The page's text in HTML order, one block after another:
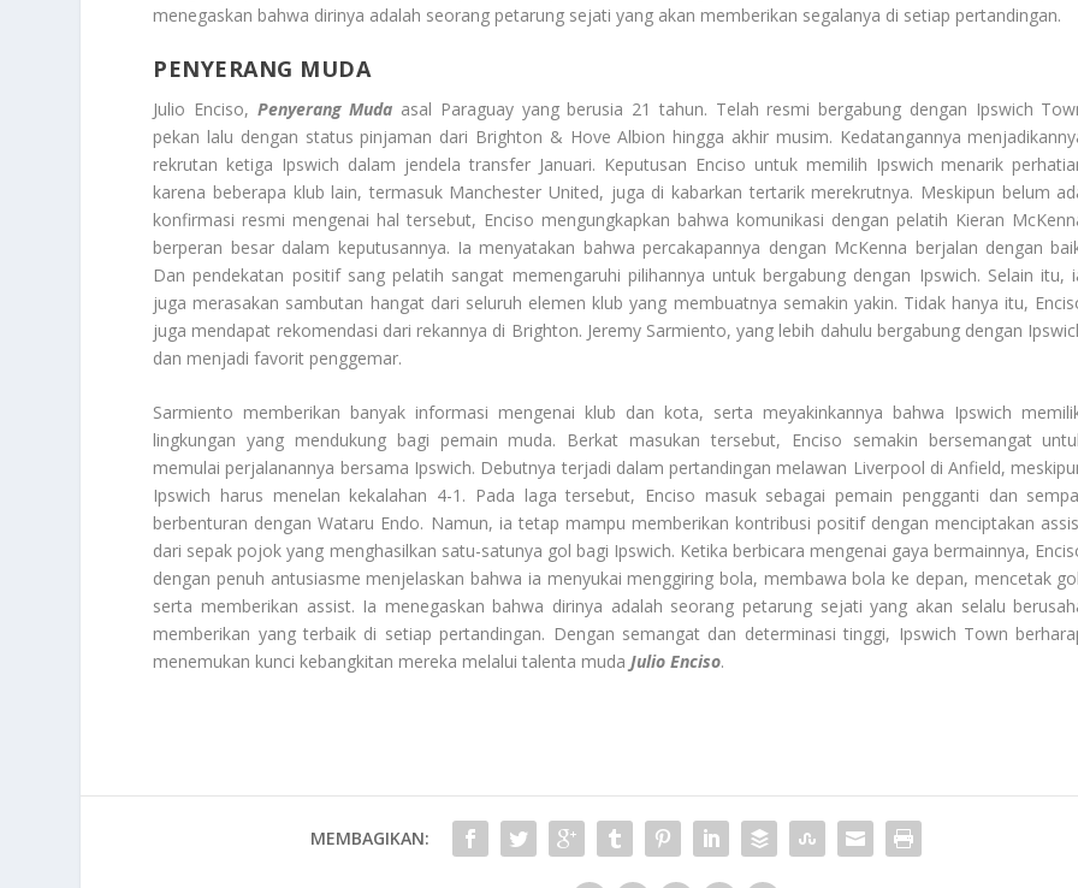
menegaskan bahwa dirinya adalah seorang petarung sejati yang akan memberikan segalanya di setiap pertandingan.
PENYERANG MUDA
Julio Enciso, Penyerang Muda asal Paraguay yang berusia 21 tahun. Telah resmi bergabung dengan Ipswich
pekan lalu dengan status pinjaman dari Brighton & Hove Albion hingga akhir musim. Kedatangannya
rekrutan ketiga Ipswich dalam jendela transfer Januari. Keputusan Enciso untuk memilih Ipswich menarik
karena beberapa klub lain, termasuk Manchester United, juga di kabarkan tertarik merekrutnya. Meskipun belum
konfirmasi resmi mengenai hal tersebut, Enciso mengungkapkan bahwa komunikasi dengan pelatih Kieran
berperan besar dalam keputusannya. Ia menyatakan bahwa percakapannya dengan McKenna berjalan dengan
Dan pendekatan positif sang pelatih sangat memengaruhi pilihannya untuk bergabung dengan Ipswich. Selain itu,
juga merasakan sambutan hangat dari seluruh elemen klub yang membuatnya semakin yakin. Tidak hanya itu,
juga mendapat rekomendasi dari rekannya di Brighton. Jeremy Sarmiento, yang lebih dahulu bergabung dengan
dan menjadi favorit penggemar.
Sarmiento memberikan banyak informasi mengenai klub dan kota, serta meyakinkannya bahwa Ipswich
lingkungan yang mendukung bagi pemain muda. Berkat masukan tersebut, Enciso semakin bersemangat
memulai perjalanannya bersama Ipswich. Debutnya terjadi dalam pertandingan melawan Liverpool di Anfield,
Ipswich harus menelan kekalahan 4-1. Pada laga tersebut, Enciso masuk sebagai pemain pengganti dan
berbenturan dengan Wataru Endo. Namun, ia tetap mampu memberikan kontribusi positif dengan menciptakan
dari sepak pojok yang menghasilkan satu-satunya gol bagi Ipswich. Ketika berbicara mengenai gaya bermainnya,
dengan penuh antusiasme menjelaskan bahwa ia menyukai menggiring bola, membawa bola ke depan, mencetak
serta memberikan assist. Ia menegaskan bahwa dirinya adalah seorang petarung sejati yang akan selalu
memberikan yang terbaik di setiap pertandingan. Dengan semangat dan determinasi tinggi, Ipswich Town
menemukan kunci kebangkitan mereka melalui talenta mudaJulio Enciso.
MEMBAGIKAN: